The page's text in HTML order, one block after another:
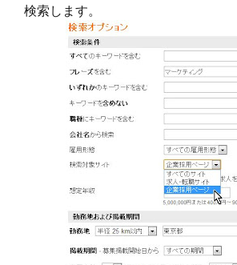
検索します。